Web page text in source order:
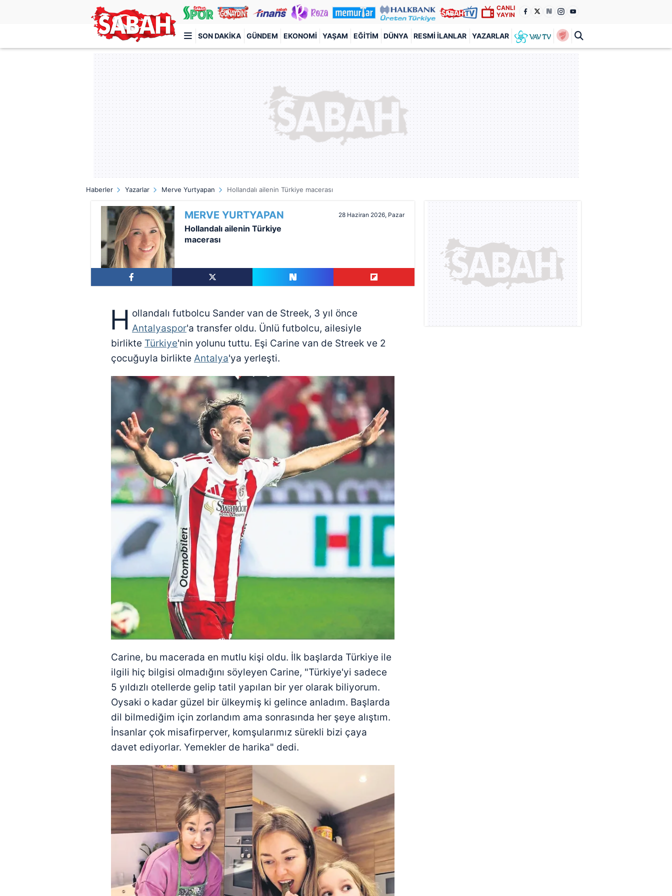
CANLI
YAYIN
SON DAKIKA GÜNDEM EKONOMI YAŞAM EĞITIM DÜNYA RESMI İLANLAR YAZARLAR
Türkiye'nin en iyi haber sitesi
Haberler Yazarlar Merve Yurtyapan Hollandalı ailenin Türkiye macerası
28 Haziran 2026, Pazar
MERVE YURTYAPAN
Hollandalı ailenin Türkiye
macerası
H ollandalı futbolcu Sander van de Streek, 3 yıl önce
Antalyaspor'a transfer oldu. Ünlü futbolcu, ailesiyle
birlikte Türkiye'nin yolunu tuttu. Eşi Carine van de Streek ve 2
çocuğuyla birlikte Antalya'ya yerleşti.
Carine, bu macerada en mutlu kişi oldu. İlk başlarda Türkiye ile
ilgili hiç bilgisi olmadığını söyleyen Carine, "Türkiye'yi sadece
5 yıldızlı otellerde gelip tatil yapılan bir yer olarak biliyorum.
Oysaki o kadar güzel bir ülkeymiş ki gelince anladım. Başlarda
dil bilmediğim için zorlandım ama sonrasında her şeye alıştım.
İnsanlar çok misafirperver, komşularımız sürekli bizi çaya
davet ediyorlar. Yemekler de harika" dedi.